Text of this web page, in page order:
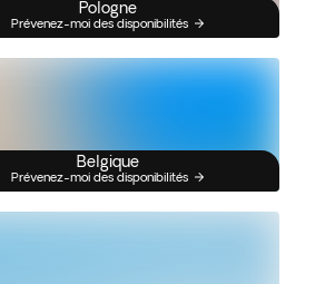
Pologne
Prévenez-moi des disponibilités
Belgique
Prévenez-moi des disponibilités